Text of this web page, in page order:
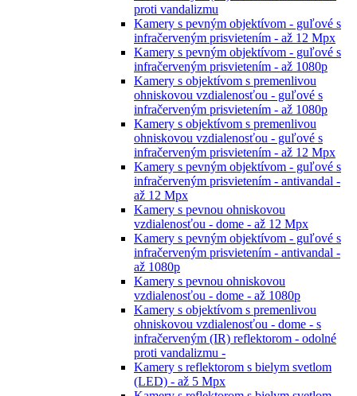
proti vandalizmu
Kamery s pevným objektívom - guľové s
infračerveným prisvietením - až 12 Mpx
Kamery s pevným objektívom - guľové s
infračerveným prisvietením - až 1080p
Kamery s objektívom s premenlivou
ohniskovou vzdialenosťou - guľové s
infračerveným prisvietením - až 1080p
Kamery s objektívom s premenlivou
ohniskovou vzdialenosťou - guľové s
infračerveným prisvietením - až 12 Mpx
Kamery s pevným objektívom - guľové s
infračerveným prisvietením - antivandal -
až 12 Mpx
Kamery s pevnou ohniskovou
vzdialenosťou - dome - až 12 Mpx
Kamery s pevným objektívom - guľové s
infračerveným prisvietením - antivandal -
až 1080p
Kamery s pevnou ohniskovou
vzdialenosťou - dome - až 1080p
Kamery s objektívom s premenlivou
ohniskovou vzdialenosťou - dome - s
infračerveným (IR) reflektorom - odolné
proti vandalizmu -
Kamery s reflektorom s bielym svetlom
(LED) - až 5 Mpx